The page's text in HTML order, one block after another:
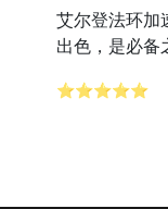
艾尔登法环加
出色，是必备
⭐⭐⭐⭐⭐